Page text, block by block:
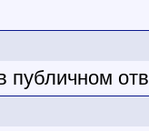
публичном